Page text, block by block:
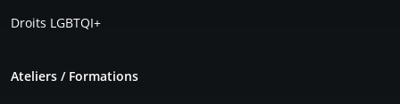
Droits LGBTQI+
Ateliers / Formations